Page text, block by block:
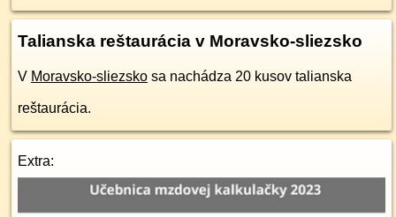
Talianska reštaurácia v Moravsko-sliezsko
V Moravsko-sliezsko sa nachádza 20 kusov talianska
reštaurácia.
Extra: